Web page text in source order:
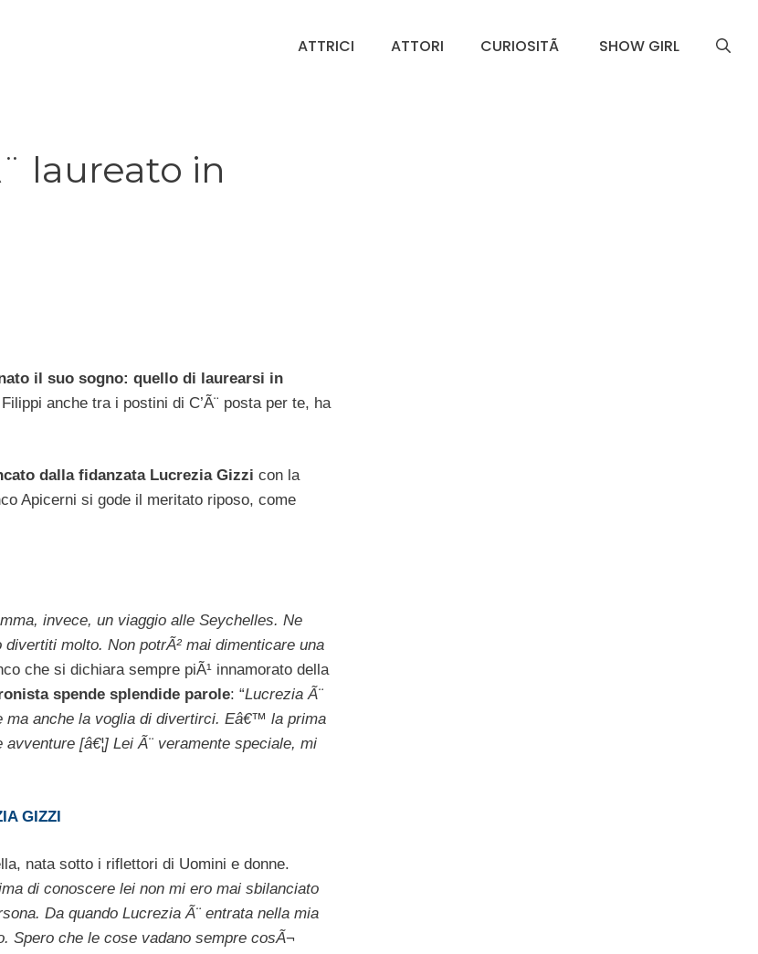
ATTRICI ATTORI CURIOSITÃ SHOW GIRL
laureato in
il suo sogno: quello di laurearsi in
anche tra i postini di C’Ã¨ posta per te, ha
dalla fidanzata Lucrezia Gizzi con la
Apicerni si gode il meritato riposo, come
invece, un viaggio alle Seychelles. Ne
molto. Non potrÃ² mai dimenticare una
che si dichiara sempre piÃ¹ innamorato della
spende splendide parole: “Lucrezia Ã¨
ma anche la voglia di divertirci. Eâ€™ la prima
[â€¦] Lei Ã¨ veramente speciale, mi
GIZZI
nata sotto i riflettori di Uomini e donne.
di conoscere lei non mi ero mai sbilanciato
Da quando Lucrezia Ã¨ entrata nella mia
Spero che le cose vadano sempre cosÃ¬